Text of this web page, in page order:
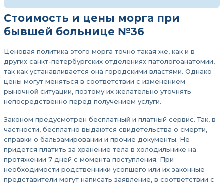
Стоимость и цены морга при
бывшей больнице №36
Ценовая политика этого морга точно такая же, как и в
других санкт-петербургских отделениях патологоанатомии,
так как устанавливается она городскими властями. Однако
цены могут меняться в соответствии с изменением
рыночной ситуации, поэтому их желательно уточнять
непосредственно перед получением услуги.
Законом предусмотрен бесплатный и платный сервис. Так, в
частности, бесплатно выдаются свидетельства о смерти,
справки о бальзамировании и прочие документы. Не
придется платить за хранение тела в холодильнике на
протяжении 7 дней с момента поступления. При
необходимости родственники усопшего или их законные
представители могут написать заявление, в соответствии с